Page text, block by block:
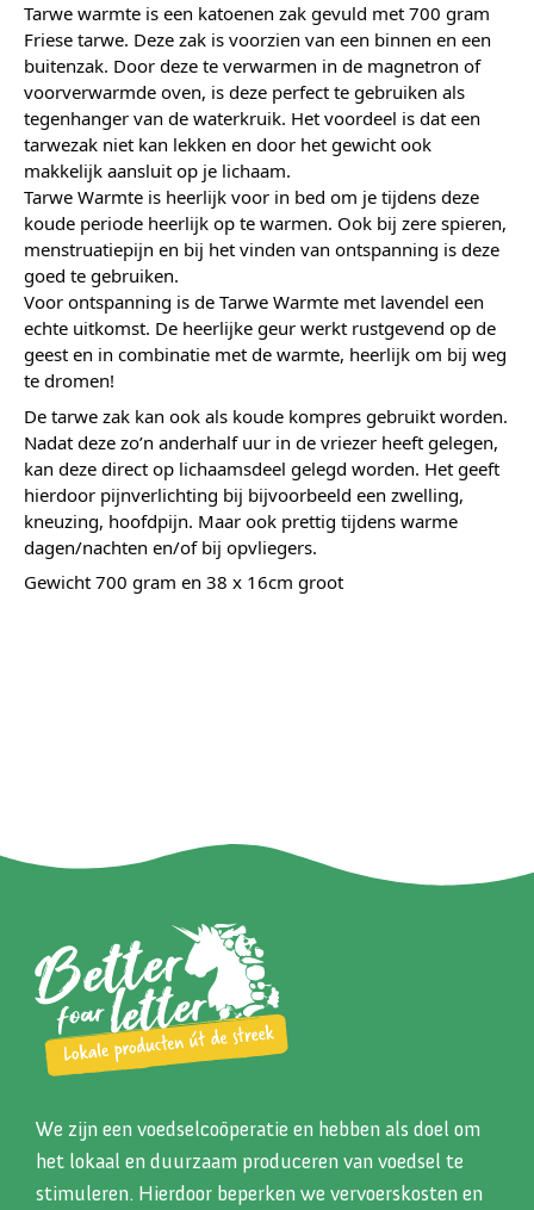
Tarwe warmte is een katoenen zak gevuld met 700 gram
Friese tarwe. Deze zak is voorzien van een binnen en een
buitenzak. Door deze te verwarmen in de magnetron of
voorverwarmde oven, is deze perfect te gebruiken als
tegenhanger van de waterkruik. Het voordeel is dat een
tarwezak niet kan lekken en door het gewicht ook
makkelijk aansluit op je lichaam.
Tarwe Warmte is heerlijk voor in bed om je tijdens deze
koude periode heerlijk op te warmen. Ook bij zere spieren,
menstruatiepijn en bij het vinden van ontspanning is deze
goed te gebruiken.
Voor ontspanning is de Tarwe Warmte met lavendel een
echte uitkomst. De heerlijke geur werkt rustgevend op de
geest en in combinatie met de warmte, heerlijk om bij weg
te dromen!
De tarwe zak kan ook als koude kompres gebruikt worden.
Nadat deze zo’n anderhalf uur in de vriezer heeft gelegen,
kan deze direct op lichaamsdeel gelegd worden. Het geeft
hierdoor pijnverlichting bij bijvoorbeeld een zwelling,
kneuzing, hoofdpijn. Maar ook prettig tijdens warme
dagen/nachten en/of bij opvliegers.
Gewicht 700 gram en 38 x 16cm groot
We zijn een voedselcoöperatie en hebben als doel om
het lokaal en duurzaam produceren van voedsel te
stimuleren. Hierdoor beperken we vervoerskosten en